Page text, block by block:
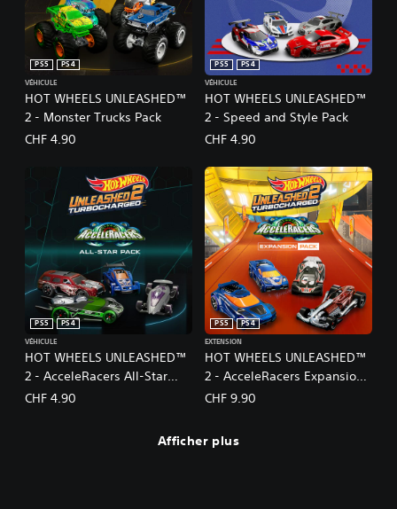
HOT WHEELS UNLEASHED™
2 - Monster Trucks Pack
PS5
PS4
VÉHICULE
CHF 4.90
HOT WHEELS UNLEASHED™
2 - Speed and Style Pack
PS5
PS4
VÉHICULE
CHF 4.90
HOT WHEELS UNLEASHED™
2 - AcceleRacers All-Star
Pack
PS5
PS4
VÉHICULE
CHF 4.90
HOT WHEELS UNLEASHED™
2 - AcceleRacers Expansion
Pack
PS5
PS4
EXTENSION
CHF 9.90
Afficher plus